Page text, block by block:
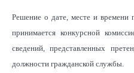
Решение о дате, месте и времени
принимается конкурсной
сведений, представленных
должности гражданской службы.